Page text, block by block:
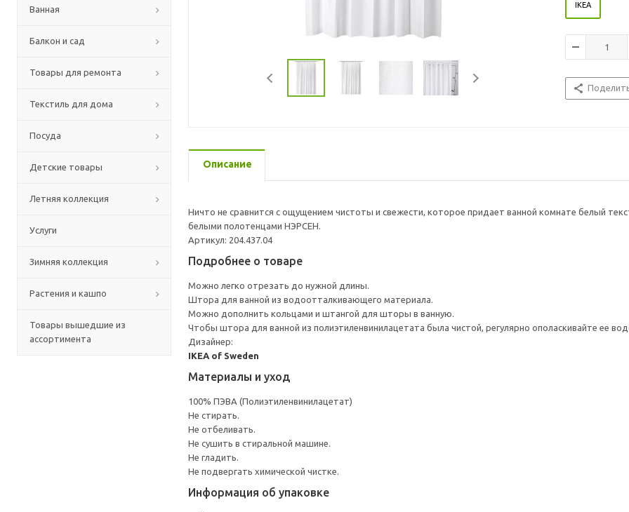
Ванная
Балкон и сад
Товары для ремонта
Текстиль для дома
Посуда
Детские товары
Летняя коллекция
Услуги
Зимняя коллекция
Растения и кашпо
Товары вышедшие из
ассортимента
IKEA
Описание
Ничто не сравнится с ощущением чистоты и свежести, которое придает ванной комнате белый
белыми полотенцами НЭРСЕН.
Артикул: 204.437.04
Подробнее о товаре
Можно легко отрезать до нужной длины.
Штора для ванной из водоотталкивающего материала.
Можно дополнить кольцами и штангой для шторы в ванную.
Чтобы штора для ванной из полиэтиленвинилацетата была чистой, регулярно ополаскивайте ее
Дизайнер:
IKEA of Sweden
Материалы и уход
100% ПЭВА (Полиэтиленвинилацетат)
Не стирать.
Не отбеливать.
Не сушить в стиральной машине.
Не гладить.
Не подвергать химической чистке.
Информация об упаковке